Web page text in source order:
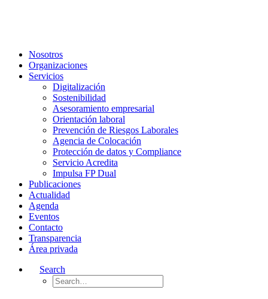
Nosotros
Organizaciones
Servicios
Digitalización
Sostenibilidad
Asesoramiento empresarial
Orientación laboral
Prevención de Riesgos Laborales
Agencia de Colocación
Protección de datos y Compliance
Servicio Acredita
Impulsa FP Dual
Publicaciones
Actualidad
Agenda
Eventos
Contacto
Transparencia
Área privada
Search